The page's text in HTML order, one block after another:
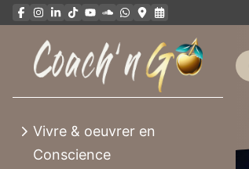
contenu
Vivre & oeuvrer en
Conscience